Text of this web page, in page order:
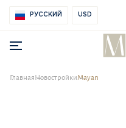
РУССКИЙ USD
ГлавнаяНовостройкиMayan